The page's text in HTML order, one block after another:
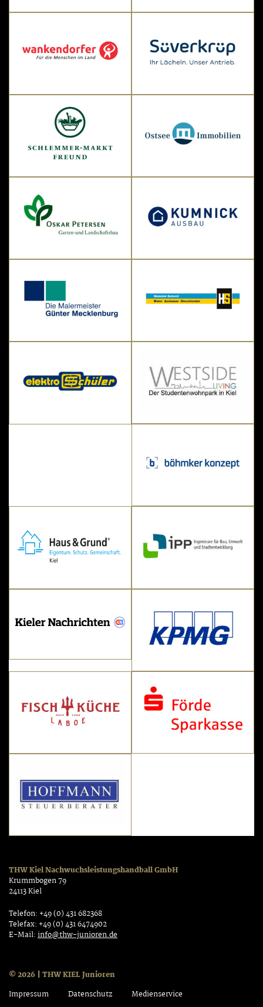
THW Kiel Nachwuchsleistungshandball GmbH
Krummbogen 79
24113 Kiel
Telefon: +49 (0) 431 682368
Telefax: +49 (0) 431 6474902
E-Mail:info@thw-junioren.de
© 2026 | THW KIEL Junioren
Impressum
Datenschutz Medienservice